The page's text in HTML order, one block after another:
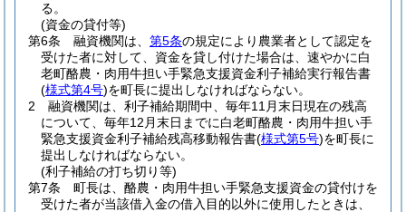
る。
(資金の貸付等)
第6条
融資機関は、 第5条の規定により農業者として認定を
受けた者に対して、資金を貸し付けた場合は、速やかに白
老町酪農・肉用牛担い手緊急支援資金利子補給実行報告書
(様式第4号)を町長に提出しなければならない。
2
融資機関は、利子補給期間中、毎年11月末日現在の残高
について、毎年12月末日までに白老町酪農・肉用牛担い手
緊急支援資金利子補給残高移動報告書(様式第5号)を町長に
提出しなければならない。
(利子補給の打ち切り等)
第7条
町長は、酪農・肉用牛担い手緊急支援資金の貸付けを
受けた者が当該借入金の借入目的以外に使用したときは、